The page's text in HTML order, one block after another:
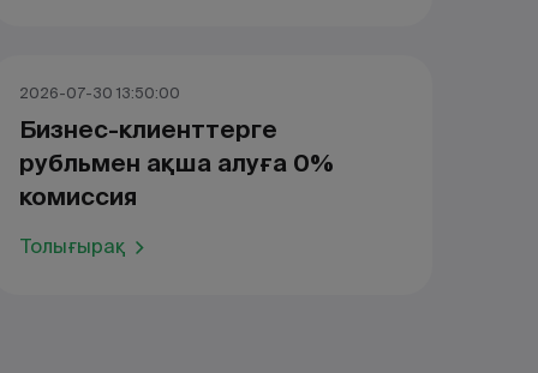
2026-07-30 13:50:00
Бизнес-клиенттерге
рубльмен ақша алуға 0%
комиссия
Толығырақ